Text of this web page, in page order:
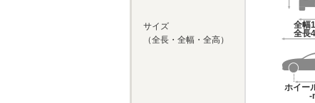
サイズ
（全長・全幅・全高）
全幅
全長
ホイー
-